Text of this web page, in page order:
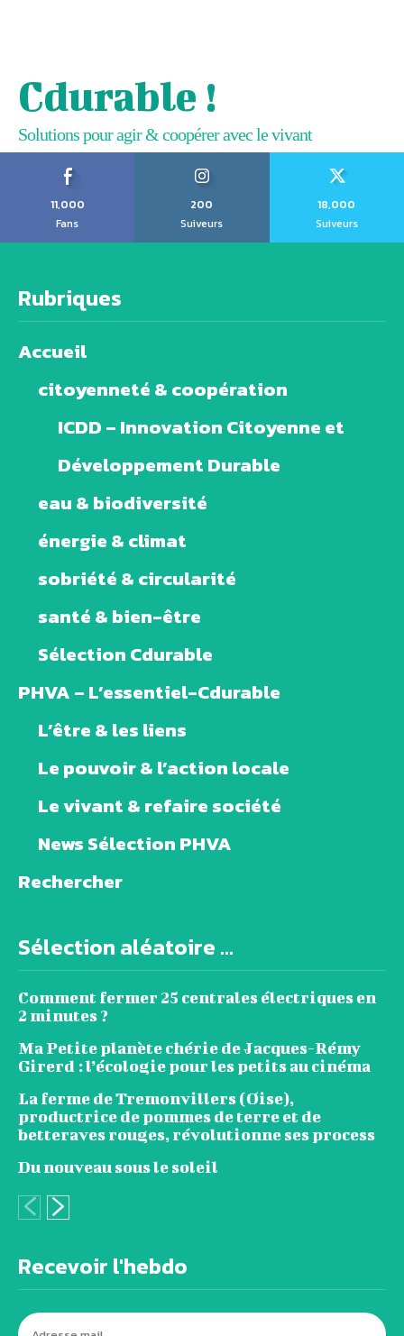
Cdurable !
Solutions pour agir & coopérer avec le vivant
11,000
Fans
200
Suiveurs
18,000
Suiveurs
Rubriques
Accueil
citoyenneté & coopération
ICDD – Innovation Citoyenne et
Développement Durable
eau & biodiversité
énergie & climat
sobriété & circularité
santé & bien-être
Sélection Cdurable
PHVA – L’essentiel-Cdurable
L’être & les liens
Le pouvoir & l’action locale
Le vivant & refaire société
News Sélection PHVA
Rechercher
Sélection aléatoire ...
Comment fermer 25 centrales électriques en
2 minutes ?
Ma Petite planète chérie de Jacques-Rémy
Girerd : l’écologie pour les petits au cinéma
La ferme de Tremonvillers (Oise),
productrice de pommes de terre et de
betteraves rouges, révolutionne ses process
Du nouveau sous le soleil
Recevoir l'hebdo